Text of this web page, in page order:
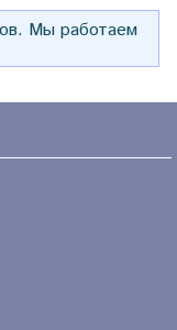
Мы работаем